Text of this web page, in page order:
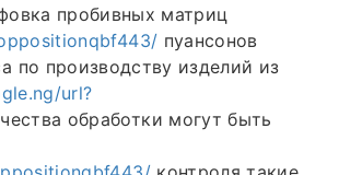
пробивных матриц
пуансонов
по производству изделий из
url?
обработки могут быть